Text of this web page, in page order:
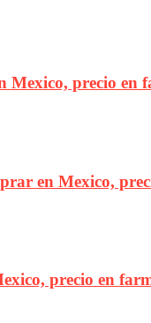
precio en
en Mexico,
precio en